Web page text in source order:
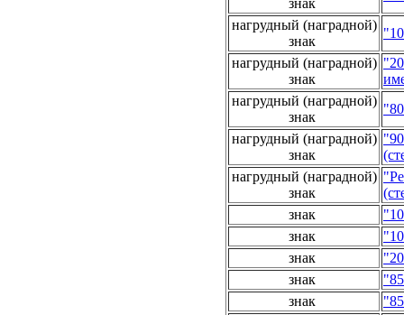
знак
нагрудный (наградной)
знак
нагрудный (наградной)
знак
нагрудный (наградной)
знак
нагрудный (наградной)
знак
нагрудный (наградной)
знак
знак
знак
знак
знак
знак